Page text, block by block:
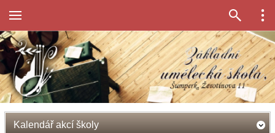
Kalendář akcí školy